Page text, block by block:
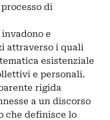
di
e
attraverso i quali
esistenziale
e personali.
rigida
a un discorso
che definisce lo